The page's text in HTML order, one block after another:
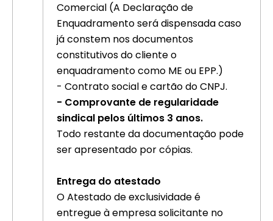
Comercial (A Declaração de
Enquadramento será dispensada caso
já constem nos documentos
constitutivos do cliente o
enquadramento como ME ou EPP.)
- Contrato social e cartão do CNPJ.
- Comprovante de regularidade
sindical pelos últimos 3 anos.
Todo restante da documentação pode
ser apresentado por cópias.
Entrega do atestado
O Atestado de exclusividade é
entregue à empresa solicitante no